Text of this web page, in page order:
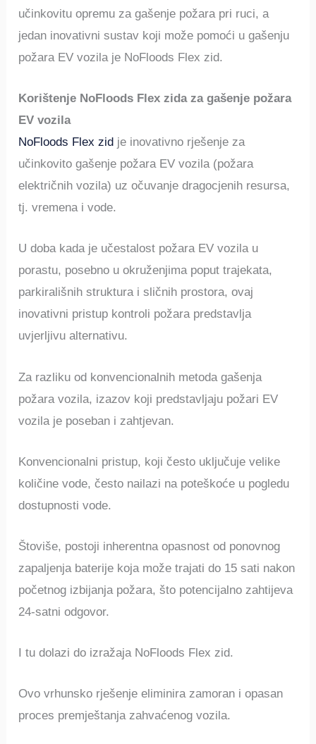
učinkovitu opremu za gašenje požara pri ruci, a
jedan inovativni sustav koji može pomoći u gašenju
požara EV vozila je NoFloods Flex zid.
Korištenje NoFloods Flex zida za gašenje požara
EV vozila
NoFloods Flex zid je inovativno rješenje za
učinkovito gašenje požara EV vozila (požara
električnih vozila) uz očuvanje dragocjenih resursa,
tj. vremena i vode.
U doba kada je učestalost požara EV vozila u
porastu, posebno u okruženjima poput trajekata,
parkirališnih struktura i sličnih prostora, ovaj
inovativni pristup kontroli požara predstavlja
uvjerljivu alternativu.
Za razliku od konvencionalnih metoda gašenja
požara vozila, izazov koji predstavljaju požari EV
vozila je poseban i zahtjevan.
Konvencionalni pristup, koji često uključuje velike
količine vode, često nailazi na poteškoće u pogledu
dostupnosti vode.
Štoviše, postoji inherentna opasnost od ponovnog
zapaljenja baterije koja može trajati do 15 sati nakon
početnog izbijanja požara, što potencijalno zahtijeva
24-satni odgovor.
I tu dolazi do izražaja NoFloods Flex zid.
Ovo vrhunsko rješenje eliminira zamoran i opasan
proces premještanja zahvaćenog vozila.